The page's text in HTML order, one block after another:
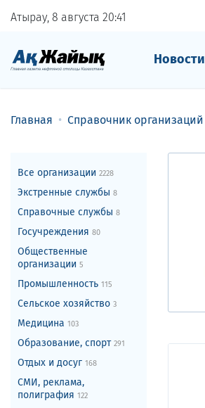
Атырау, 8 августа 20 41
Новости
Главная Справочник организаций
Все организации 2228
Экстренные службы 8
Справочные службы 8
Госучреждения 80
Общественные
организации 5
Промышленность 115
Сельское хозяйство 3
Медицина 103
Образование, спорт 291
Отдых и досуг 168
СМИ, реклама,
полиграфия 122